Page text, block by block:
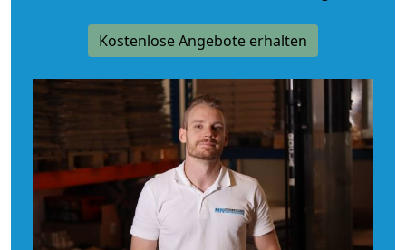
Kostenlose Angebote erhalten